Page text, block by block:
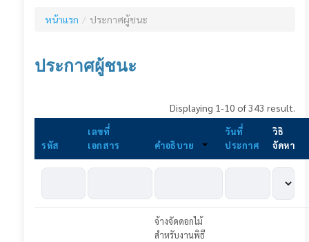
สำหรับบุคคลทั่วไป
แผนการจัดซื้อจัดจ้างประจำปี
รายงานสรุปผลการจัดซื้อจัดจ้างประจำปี
รายงานสรุปผลการจัดซื้อจัดจ้างประจำเดือน
รายงานการวิเคราะห์ผลการจัดซื้อจัดจ้าง
ประกาศโครงการ
หน้าแรก / ประกาศผู้ชนะ
ประกาศผู้ชนะ
Displaying 1-10 of 343 result.
รหัส
เลขที่
เอกสาร
คำอธิบาย
วันที่
ประกาศ
วิธิ
จัดหา
จ้างจัดดอกไม้
สำหรับงานพิธี